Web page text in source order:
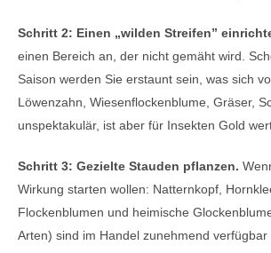
Schritt 2: Einen „wilden Streifen”
einen Bereich an, der nicht gemäht wird.
Saison werden Sie erstaunt sein, was sich
Löwenzahn, Wiesenflockenblume, Gräser,
unspektakulär, ist aber für Insekten Gold
Schritt 3: Gezielte Stauden pflanzen.
Wirkung starten wollen: Natternkopf,
Flockenblumen und heimische
Arten) sind im Handel zunehmend